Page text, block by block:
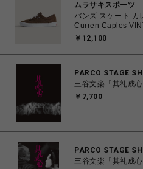
ムラサキスポーツ
バンズ スケート カ
Curren Caples
26.0㎝～28.0㎝ ス
く】
￥12,100
PARCO STAGE
三谷文楽「其礼成
￥7,700
PARCO STAGE
三谷文楽「其礼成